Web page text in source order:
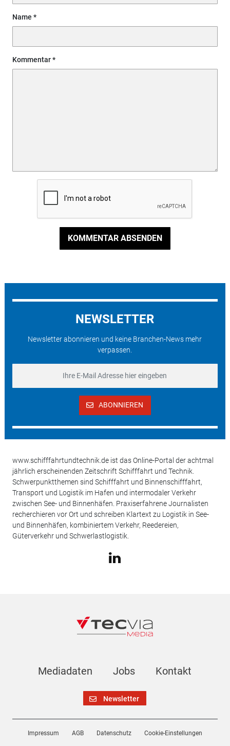
Name
Kommentar
KOMMENTAR ABSENDEN
NEWSLETTER
Newsletter abonnieren und keine Branchen-News mehr
verpassen.
ABONNIEREN
www.schifffahrtundtechnik.de ist das Online-Portal der achtmal
jährlich erscheinenden Zeitschrift Schifffahrt und Technik.
Schwerpunktthemen sind Schifffahrt und Binnenschifffahrt,
Transport und Logistik im Hafen und intermodaler Verkehr
zwischen See- und Binnenhäfen. Praxiserfahrene Journalisten
recherchieren vor Ort und schreiben Klartext zu Logistik in See-
und Binnenhäfen, kombiniertem Verkehr, Reedereien,
Güterverkehr und Schwerlastlogistik.
Mediadaten Jobs Kontakt
Newsletter
Impressum AGB Datenschutz Cookie-Einstellungen